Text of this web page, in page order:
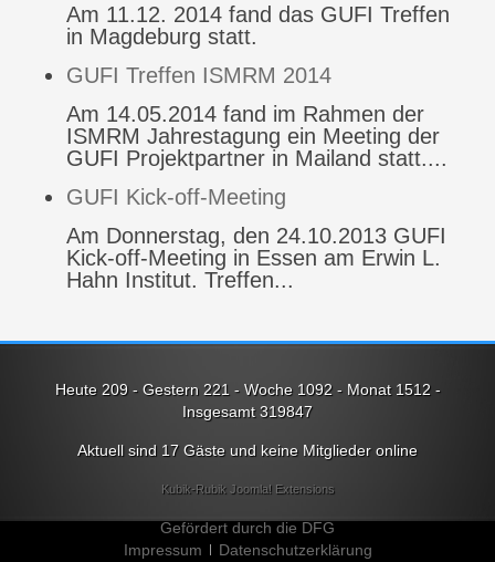
Am 11.12. 2014 fand das GUFI Treffen
in Magdeburg statt.
GUFI Treffen ISMRM 2014
Am 14.05.2014 fand im Rahmen der
ISMRM Jahrestagung ein Meeting der
GUFI Projektpartner in Mailand statt....
GUFI Kick-off-Meeting
Am Donnerstag, den 24.10.2013 GUFI
Kick-off-Meeting in Essen am Erwin L.
Hahn Institut. Treffen...
Heute 209 - Gestern 221 - Woche 1092 - Monat 1512 -
Insgesamt 319847
Aktuell sind 17 Gäste und keine Mitglieder online
Kubik-Rubik Joomla! Extensions
Gefördert durch die DFG
Impressum
Datenschutzerklärung